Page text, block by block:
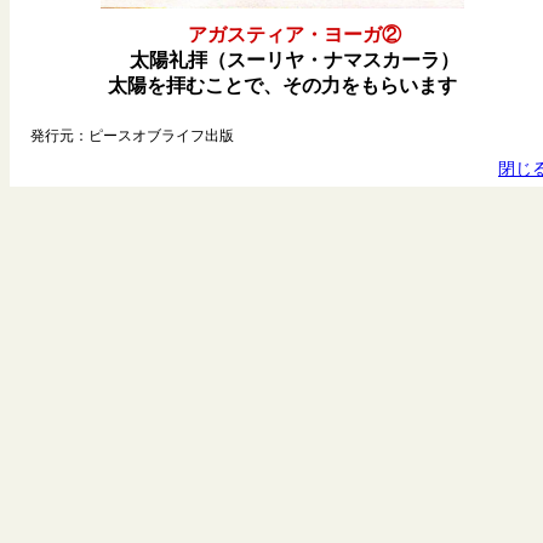
アガスティア・ヨーガ②
太陽礼拝（スーリヤ・ナマスカーラ）
太陽を拝むことで、その力をもらいます
発行元：ピースオブライフ出版
閉じ